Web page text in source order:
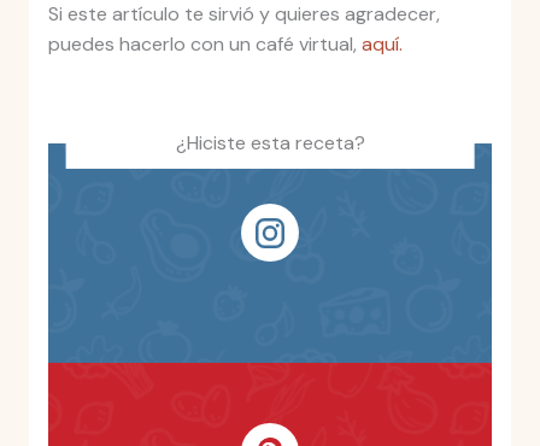
Si este artículo te sirvió y quieres agradecer,
puedes hacerlo con un café virtual, aquí.
¿Hiciste esta receta?